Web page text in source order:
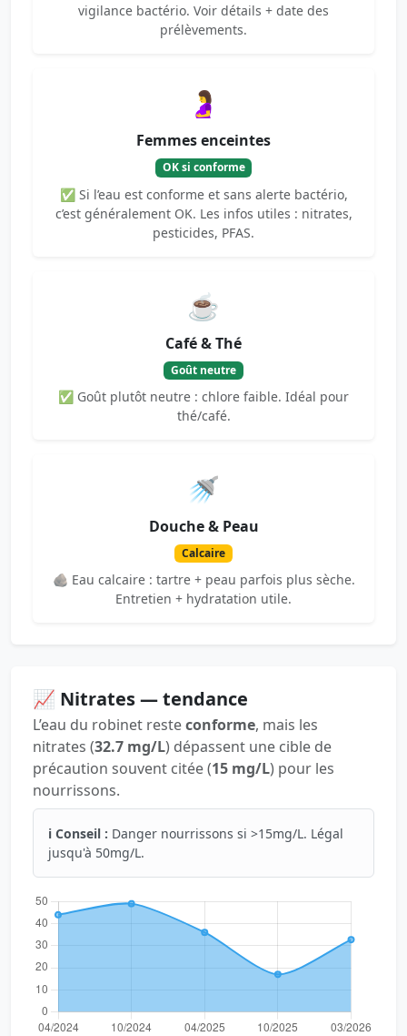
vigilance bactério. Voir détails + date des
prélèvements.
🤰
Femmes enceintes
OK si conforme
✅ Si l’eau est conforme et sans alerte bactério,
c’est généralement OK. Les infos utiles : nitrates,
pesticides, PFAS.
☕
Café & Thé
Goût neutre
✅ Goût plutôt neutre : chlore faible. Idéal pour
thé/café.
🚿
Douche & Peau
Calcaire
🪨 Eau calcaire : tartre + peau parfois plus sèche.
Entretien + hydratation utile.
📈 Nitrates — tendance
L’eau du robinet resteconforme, mais les
nitrates (32.7 mg/L) dépassent une cible de
précaution souvent citée (15 mg/L) pour les
nourrissons.
ℹ️ Conseil : Danger nourrissons si >15mg/L. Légal
jusqu'à 50mg/L.